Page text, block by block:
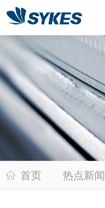
首页 热点新闻